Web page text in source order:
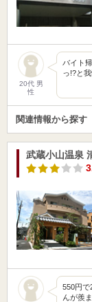
20代 男
性
バイト
っ!?と
関連情報から探す
武蔵小山温泉
550円で
んが羨